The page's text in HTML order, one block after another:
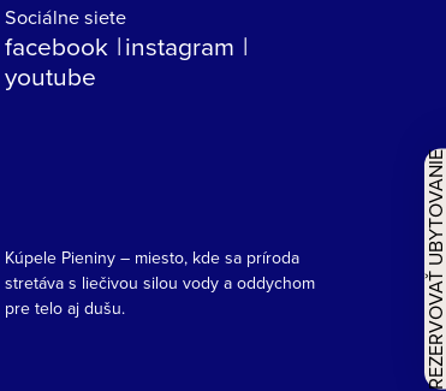
Sociálne siete
facebook instagram
youtube
Kúpele Pieniny – miesto, kde sa príroda
stretáva s liečivou silou vody a oddychom
pre telo aj dušu.